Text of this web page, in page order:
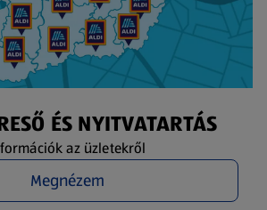
ÉS NYITVATARTÁS
az üzletekről
Megnézem